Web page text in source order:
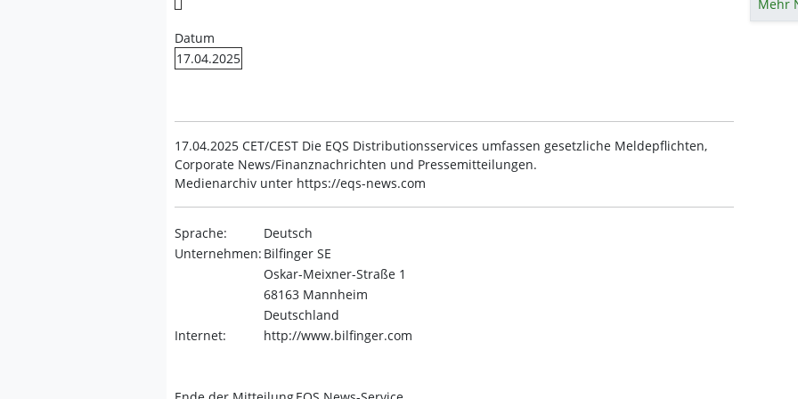
Datum
17.04.2025
17.04.2025 CET/CEST Die EQS Distributionsservices umfassen gesetzliche Meldepflichten,
Corporate News/Finanznachrichten und Pressemitteilungen.
Medienarchiv unter https://eqs-news.com
Sprache:
Deutsch
Unternehmen: Bilfinger SE
Oskar-Meixner-Straße 1
68163 Mannheim
Deutschland
Internet:
http://www.bilfinger.com
Mehr